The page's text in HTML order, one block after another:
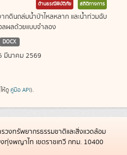
ด้านธรณีพิบัติภัย สถิติทางการ
กดินถล่มน้ำป่าไหลหลาก และน้ำท่วมฉับ
ลผลด้วยแบบจำลอง
DOCX
มีนาคม 2569
ห้ดู คู่มือ API).
วงทรัพยากรธรรมชาติและสิ่งแวดล้อม
ทุ่งพญาไท เขตราชเทวี กทม. 10400